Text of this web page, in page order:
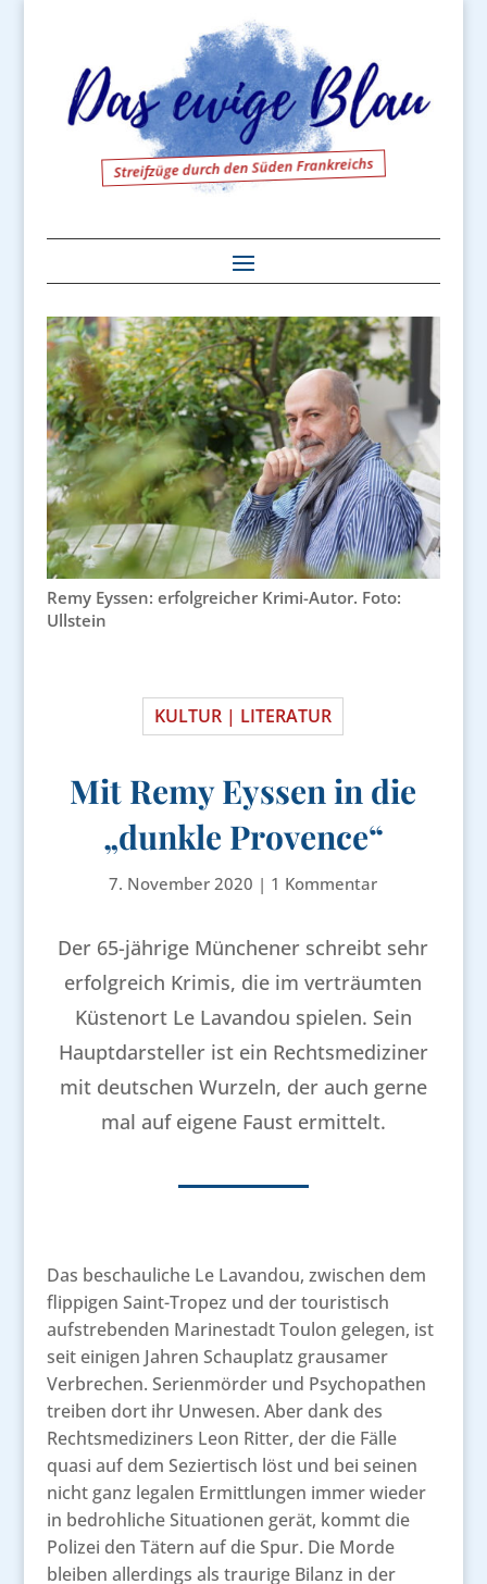
Streifzüge durch den Süden Frankreichs
Remy Eyssen: erfolgreicher Krimi-Autor. Foto:
Ullstein
KULTUR | LITERATUR
Mit Remy Eyssen in die
„dunkle Provence“
7. November 2020 | 1 Kommentar
Der 65-jährige Münchener schreibt sehr
erfolgreich Krimis, die im verträumten
Küstenort Le Lavandou spielen. Sein
Hauptdarsteller ist ein Rechtsmediziner
mit deutschen Wurzeln, der auch gerne
mal auf eigene Faust ermittelt.
Das beschauliche Le Lavandou, zwischen dem
flippigen Saint-Tropez und der touristisch
aufstrebenden Marinestadt Toulon gelegen, ist
seit einigen Jahren Schauplatz grausamer
Verbrechen. Serienmörder und Psychopathen
treiben dort ihr Unwesen. Aber dank des
Rechtsmediziners Leon Ritter, der die Fälle
quasi auf dem Seziertisch löst und bei seinen
nicht ganz legalen Ermittlungen immer wieder
in bedrohliche Situationen gerät, kommt die
Polizei den Tätern auf die Spur. Die Morde
bleiben allerdings als traurige Bilanz in der